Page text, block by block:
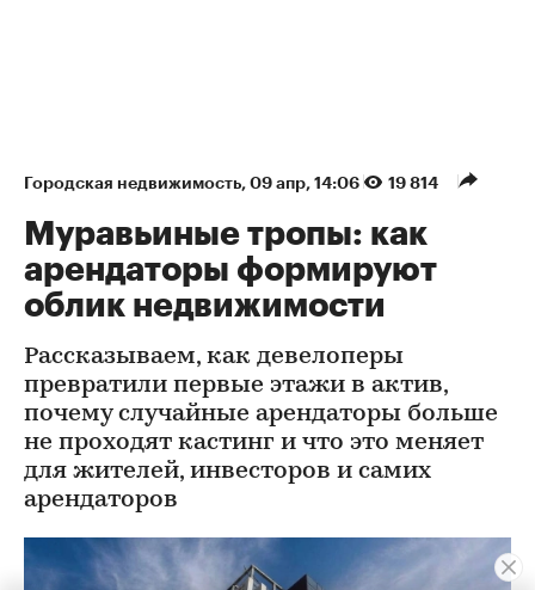
Городская недвижимость 09 апр, 14:06 19 814
Муравьиные тропы: как
арендаторы формируют
облик недвижимости
Рассказываем, как девелоперы
превратили первые этажи в актив,
почему случайные арендаторы больше
не проходят кастинг и что это меняет
для жителей, инвесторов и самих
арендаторов